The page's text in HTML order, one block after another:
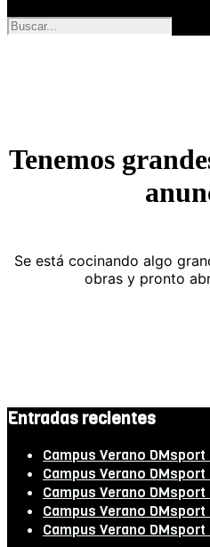
Tenemos
Se está cocinando algo
obras y pronto
Entradas recientes
Campus Verano
Campus Verano DMsport
Campus Verano DMsport
Campus Verano
Campus Verano